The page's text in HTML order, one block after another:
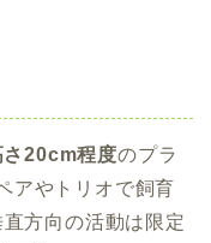
20cm程度のプラ
アやトリオで飼育
方向の活動は限定